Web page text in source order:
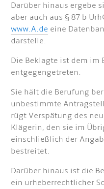
Darüber hinaus ergebe
aber auch aus § 87 b
www.A.de eine
darstelle.
Die Beklagte ist dem im
entgegengetreten.
Sie hält die Berufung
unbestimmte
rügt Verspätung des
Klägerin, den sie im
einschließlich der
bestreitet.
Darüber hinaus ist die
ein urheberrechtlicher